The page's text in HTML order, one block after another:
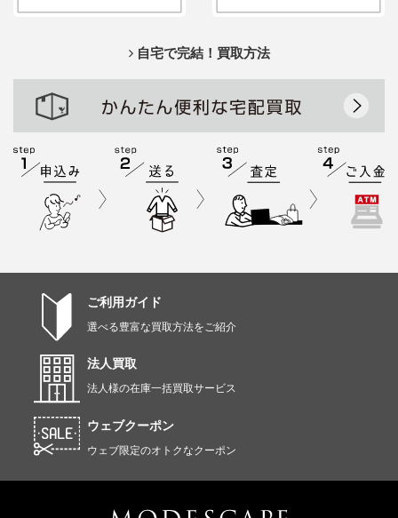
自宅で完結！買取方法
ご利用ガイド
選べる豊富な買取方法をご紹介
法人買取
法人様の在庫一括買取サービス
ウェブクーポン
ウェブ限定のオトクなクーポン